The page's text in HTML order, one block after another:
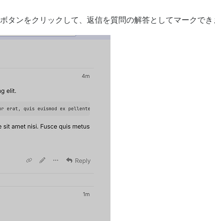
ボタンをクリックして、返信を質問の解答としてマークでき